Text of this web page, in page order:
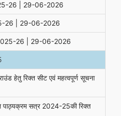
26 | 29-06-2026
26 | 29-06-2026
2025-26 | 29-06-2026
हेतु रिक्त सीट एवं महत्वपूर्ण सूचना
पाठ्यक्रम सत्र 2024-25की रिक्त